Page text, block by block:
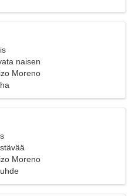
naisen
Moreno
Moreno